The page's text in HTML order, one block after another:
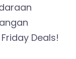
Deals!